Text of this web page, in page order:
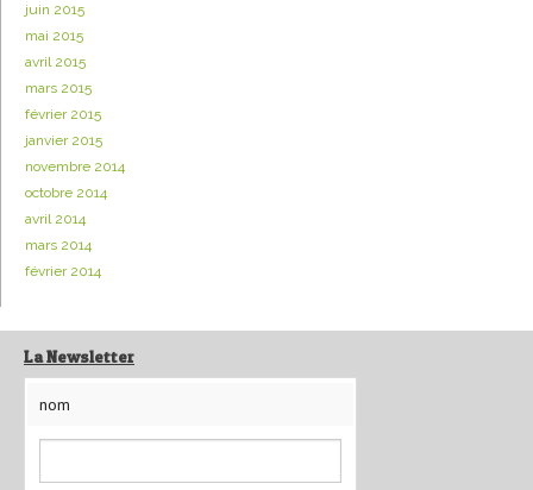
juin 2015
mai 2015
avril 2015
mars 2015
février 2015
janvier 2015
novembre 2014
octobre 2014
avril 2014
mars 2014
février 2014
La Newsletter
nom